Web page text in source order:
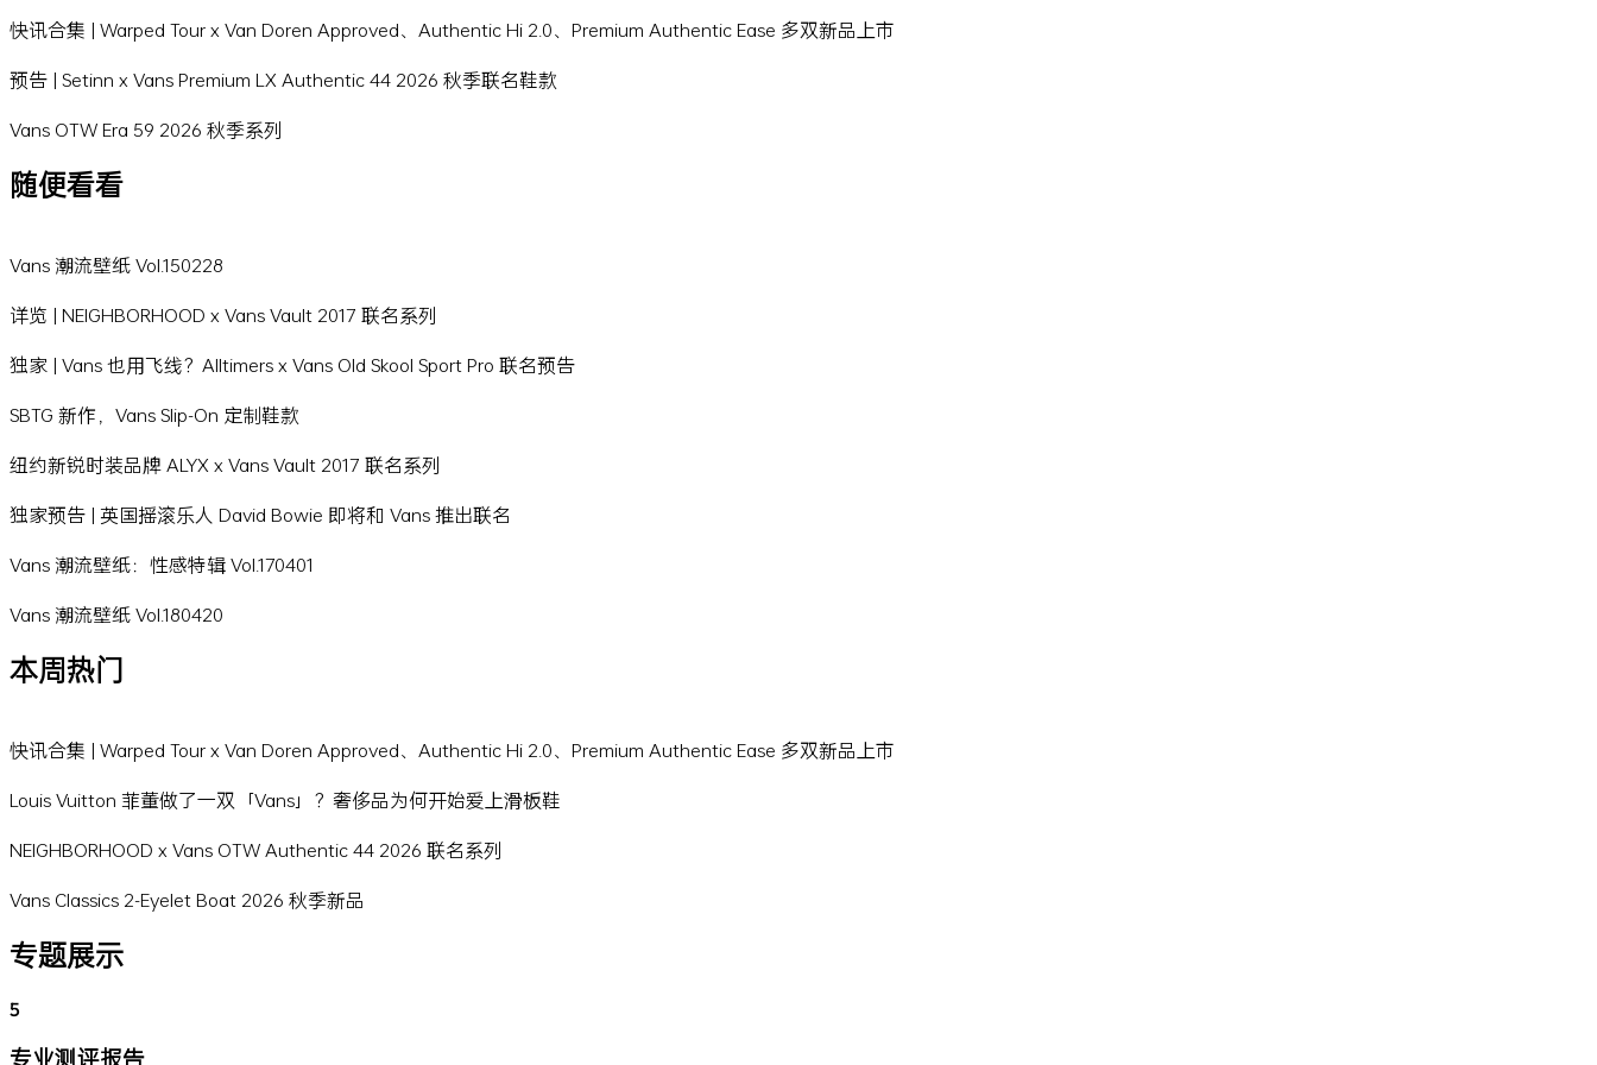
快讯合集 | Warped Tour x Van Doren Approved、Authentic Hi 2.0、Premium Authentic Ease 多双新品上市
预告 | Setinn x Vans Premium LX Authentic 44 2026 秋季联名鞋款
Vans OTW Era 59 2026 秋季系列
随便看看
Vans 潮流壁纸 Vol.150228
详览 | NEIGHBORHOOD x Vans Vault 2017 联名系列
独家 | Vans 也用飞线？Alltimers x Vans Old Skool Sport Pro 联名预告
SBTG 新作，Vans Slip-On 定制鞋款
纽约新锐时装品牌 ALYX x Vans Vault 2017 联名系列
独家预告 | 英国摇滚乐人 David Bowie 即将和 Vans 推出联名
Vans 潮流壁纸：性感特辑 Vol.170401
Vans 潮流壁纸 Vol.180420
本周热门
快讯合集 | Warped Tour x Van Doren Approved、Authentic Hi 2.0、Premium Authentic Ease 多双新品上市
Louis Vuitton 菲董做了一双「Vans」？奢侈品为何开始爱上滑板鞋
NEIGHBORHOOD x Vans OTW Authentic 44 2026 联名系列
Vans Classics 2-Eyelet Boat 2026 秋季新品
专题展示
5
专业测评报告